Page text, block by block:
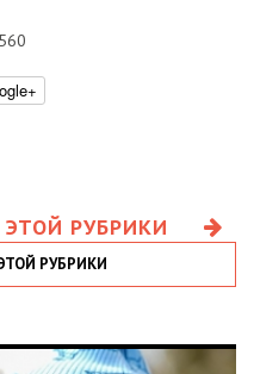
560
РУБРИКИ
РУБРИКИ